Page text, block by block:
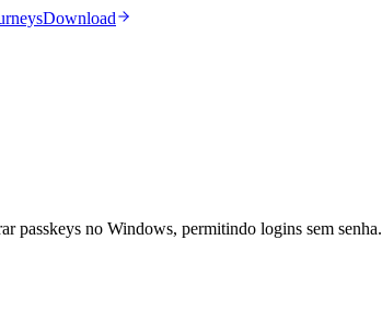
Download
passkeys no Windows, permitindo logins sem senha.